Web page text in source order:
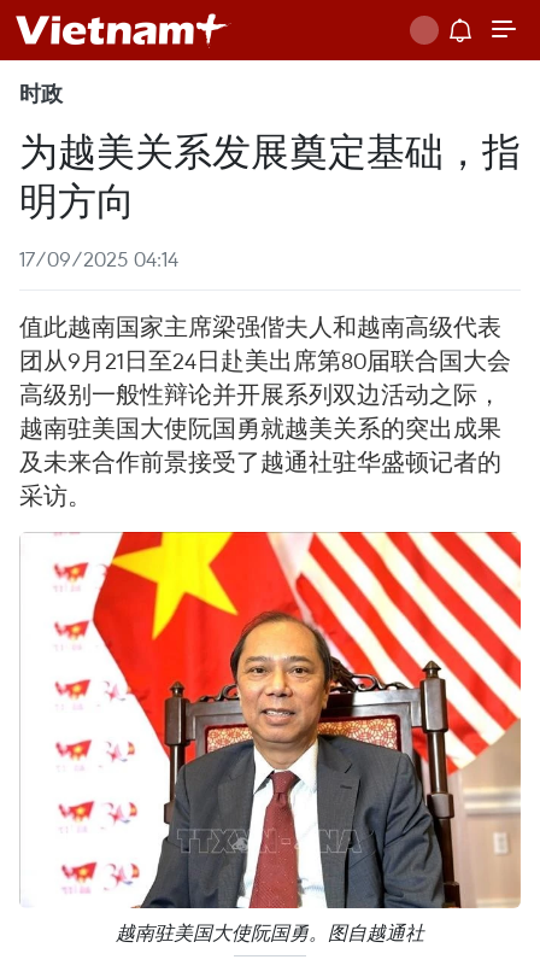
时政
为越美关系发展奠定基础，指
明方向
17/09/2025 04:14
值此越南国家主席梁强偕夫人和越南高级代表
团从9月21日至24日赴美出席第80届联合国大会
高级别一般性辩论并开展系列双边活动之际，
越南驻美国大使阮国勇就越美关系的突出成果
及未来合作前景接受了越通社驻华盛顿记者的
采访。
越南驻美国大使阮国勇。图自越通社